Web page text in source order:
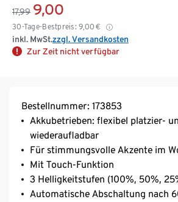
17,99 9,00
30-Tage-Bestpreis: 9,00 €
inkl. MwSt.zzgl. Versandkosten
Zur Zeit nicht verfügbar
Bestellnummer: 173853
Akkubetrieben: flexibel platzier-
wiederaufladbar
Für stimmungsvolle Akzente im
Mit Touch-Funktion
3 Helligkeitstufen (100%, 50%,
Automatische Abschaltung nach